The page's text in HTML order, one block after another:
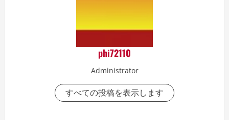
phi72110
Administrator
すべての投稿を表示します